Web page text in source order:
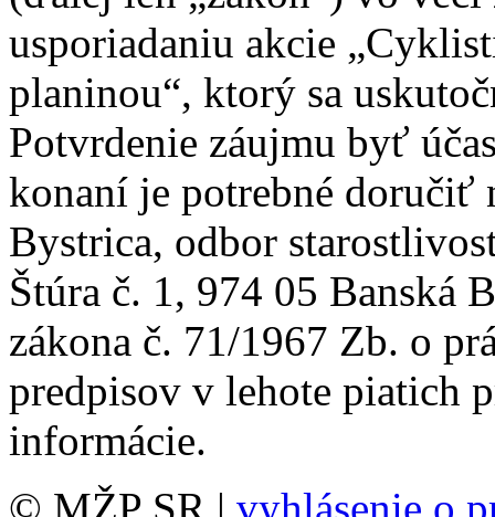
usporiadaniu akcie
planinou“, ktorý sa
Potvrdenie záujmu byť
konaní je potrebné doručiť
Bystrica, odbor
Štúra č. 1, 974 05 Banská
zákona č. 71/1967 Zb. o
predpisov v lehote piatich
informácie.
© MŽP SR | vyhlásenie o